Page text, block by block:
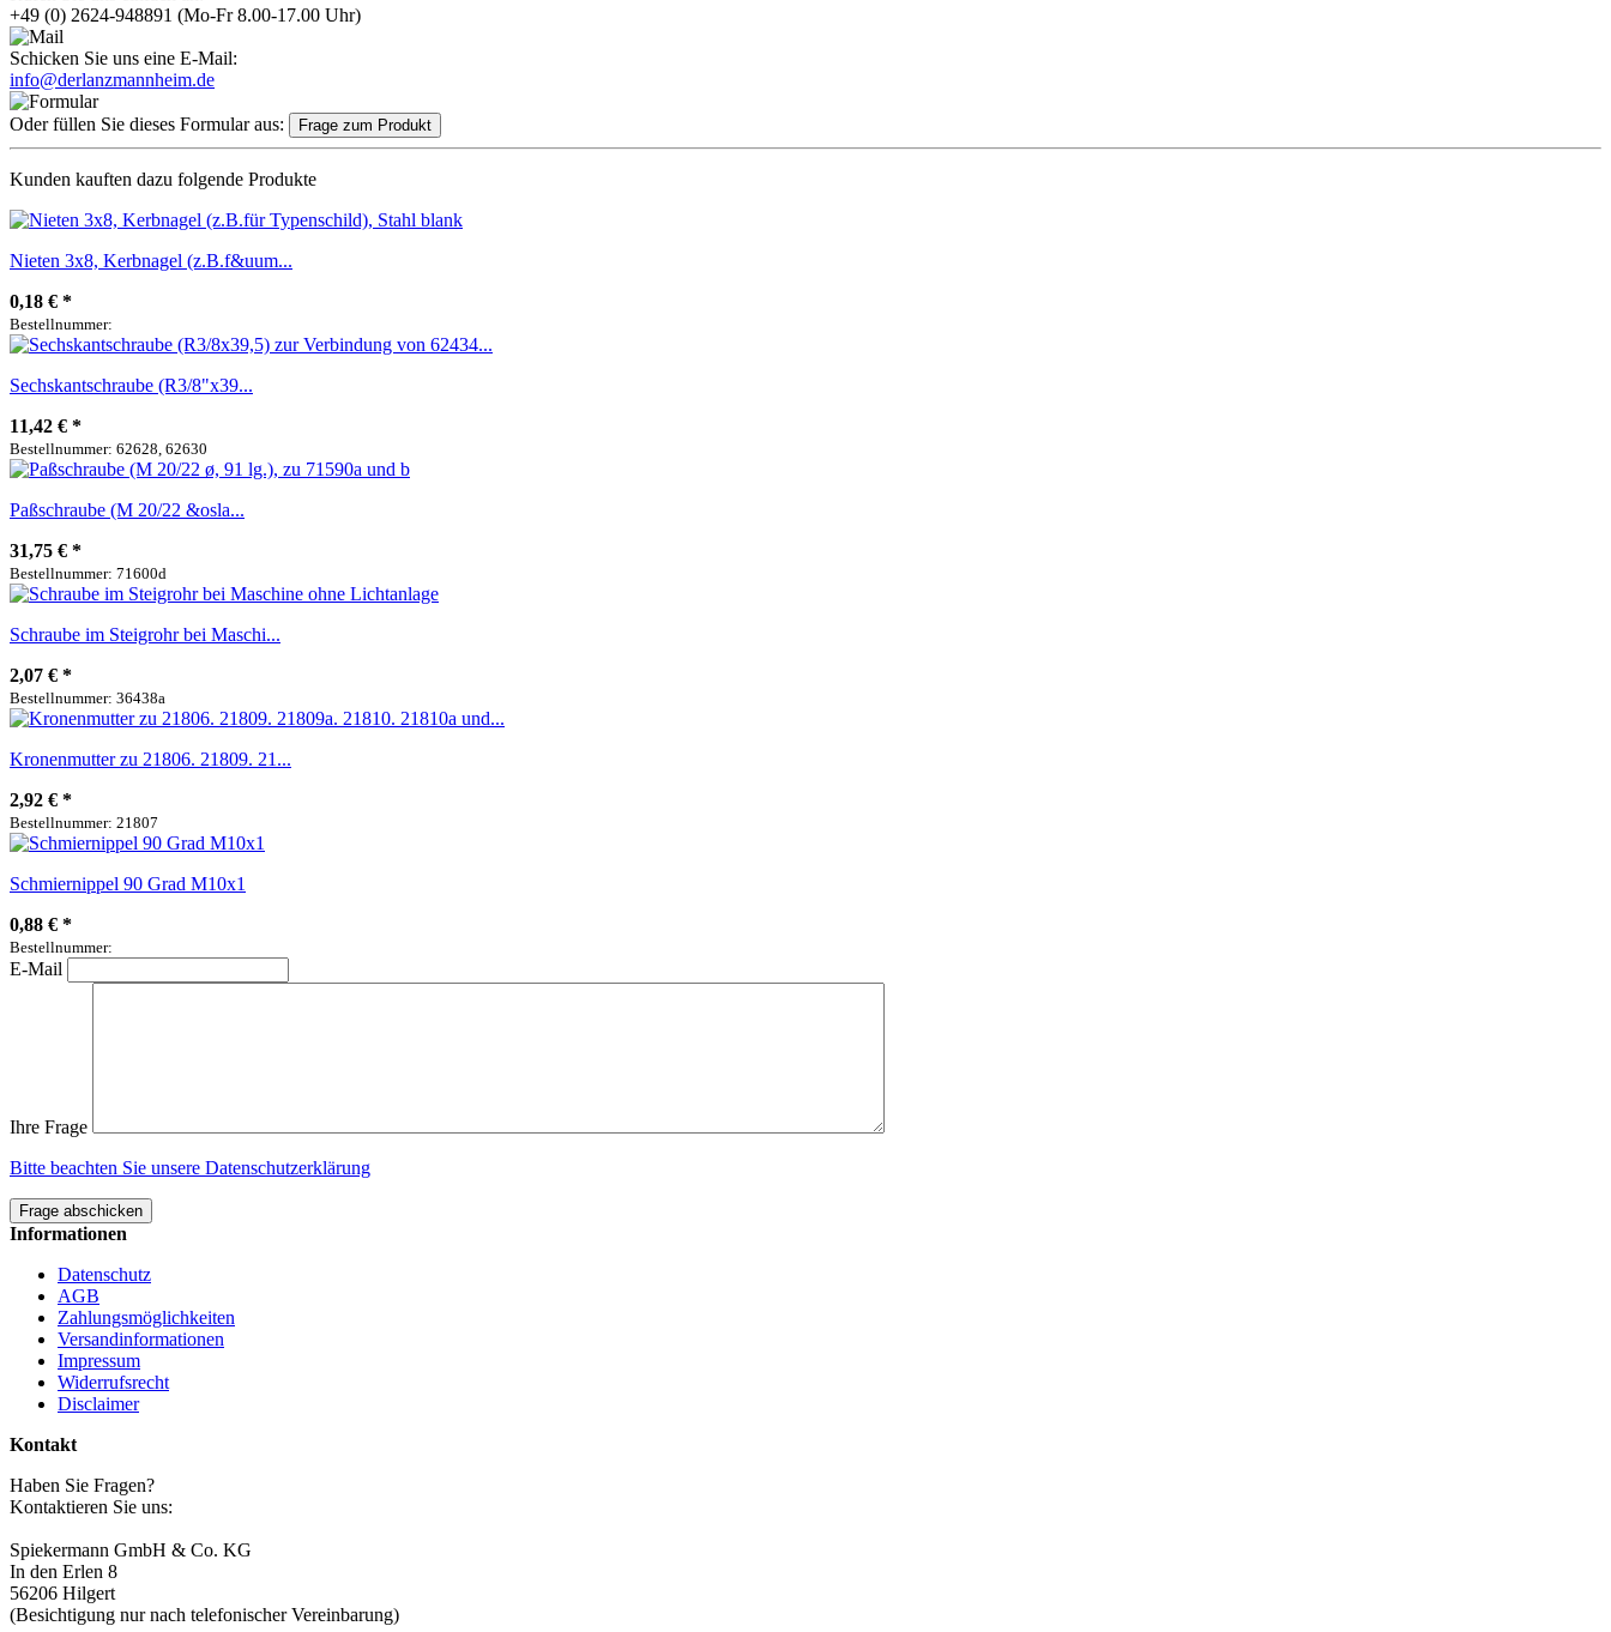
+49 (0) 2624-948891 (Mo-Fr 8.00-17.00 Uhr)
Schicken Sie uns eine E-Mail:
info@derlanzmannheim.de
Oder füllen Sie dieses Formular aus: Frage zum Produkt
Kunden kauften dazu folgende Produkte
Nieten 3x8, Kerbnagel (z.B.f&uum...
0,18 € *
Bestellnummer:
Sechskantschraube (R3/8"x39...
11,42 € *
Bestellnummer: 62628, 62630
Paßschraube (M 20/22 &osla...
31,75 € *
Bestellnummer: 71600d
Schraube im Steigrohr bei Maschi...
2,07 € *
Bestellnummer: 36438a
Kronenmutter zu 21806. 21809. 21...
2,92 € *
Bestellnummer: 21807
Schmiernippel 90 Grad M10x1
0,88 € *
Bestellnummer:
E-Mail
Ihre Frage
Bitte beachten Sie unsere Datenschutzerklärung
Frage abschicken
Informationen
Datenschutz
AGB
Zahlungsmöglichkeiten
Versandinformationen
Impressum
Widerrufsrecht
Disclaimer
Kontakt
Haben Sie Fragen?
Kontaktieren Sie uns:
Spiekermann GmbH & Co. KG
In den Erlen 8
56206 Hilgert
(Besichtigung nur nach telefonischer Vereinbarung)